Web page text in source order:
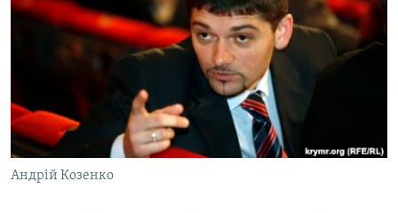
СПЕЦПРОЕКТИ
ДЕПОРТАЦІЯ
ВІДЕОУРОКИ «ELIFBE»
СВІДЧЕННЯ ОКУПАЦІЇ
УКРАЇНСЬКА ПРОБЛЕМА КРИМУ
ІНФОГРАФІКА
ЯК ОБІЙТИ БЛОКУВАННЯ
Русский
Qırımtatar
ДОЛУЧАЙСЯ!
Андрій Козенко